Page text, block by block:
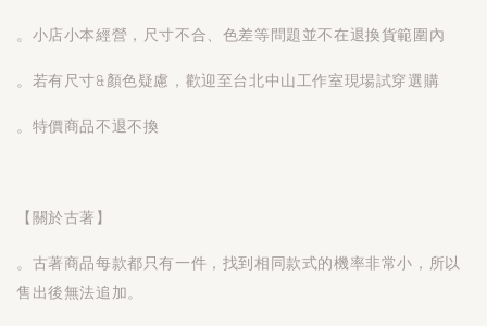
。小店小本經營，尺寸不合、色差等問題並不在退換貨範圍內
。若有尺寸&顏色疑慮，歡迎至台北中山工作室現場試穿選購
。特價商品不退不換
【關於古著】
。古著商品每款都只有一件，找到相同款式的機率非常小，所以
售出後無法追加。